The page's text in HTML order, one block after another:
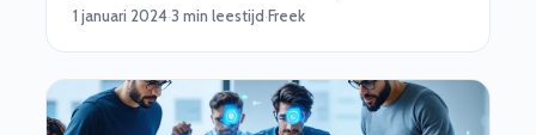
ochtends met Magic Cards spelen en nog geen
de meest positieve associaties op. Wij zien ze
anders, meer als de astronauten van de 21ste
1 januari 2024·3 min leestijd·Freek